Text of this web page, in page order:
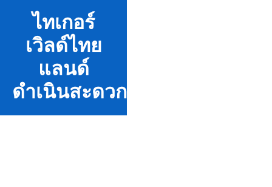
ไทเกอร์
เวิลด์ไทย
แลนด์
ดำเนินสะดวก